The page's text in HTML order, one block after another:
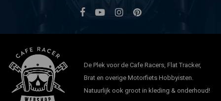
De Plek voor de Cafe Racers, Flat Tracker,
Brat en overige Motorfiets Hobbyisten.
Natuurlijk ook groot in kleding & onderhoud!